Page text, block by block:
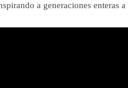
a generaciones enteras